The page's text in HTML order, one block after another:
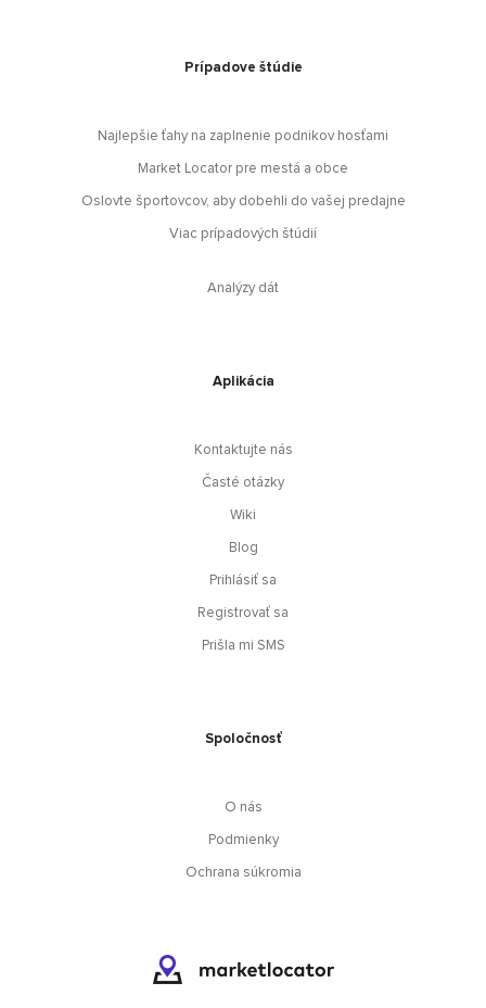
Prípadove štúdie
Najlepšie ťahy na zaplnenie podnikov hosťami
Market Locator pre mestá a obce
Oslovte športovcov, aby dobehli do vašej predajne
Viac prípadových štúdií
Analýzy dát
Aplikácia
Kontaktujte nás
Časté otázky
Wiki
Blog
Prihlásiť sa
Registrovať sa
Prišla mi SMS
Spoločnosť
O nás
Podmienky
Ochrana súkromia